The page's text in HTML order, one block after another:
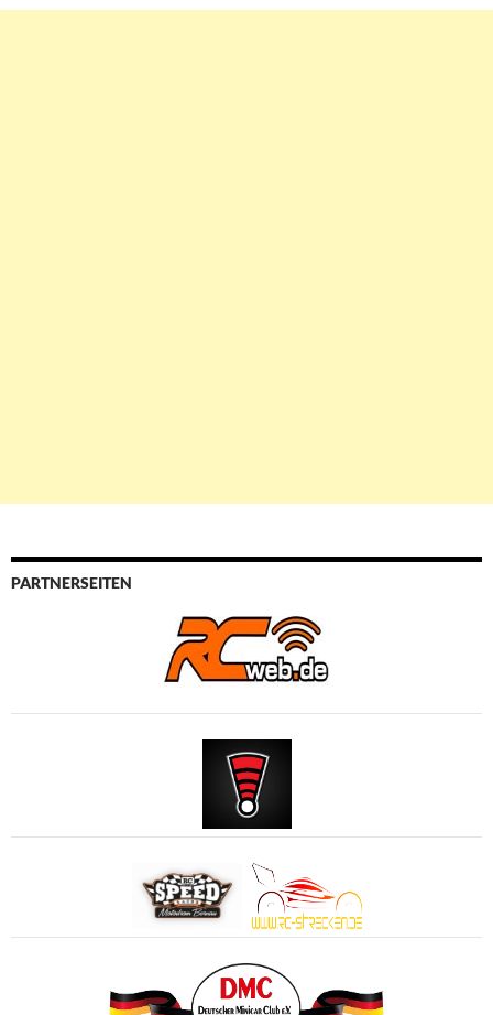
PARTNERSEITEN